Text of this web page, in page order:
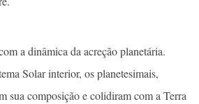
a dinâmica da acreção planetária.
Solar interior, os planetesimais,
sua composição e colidiram com a Terra